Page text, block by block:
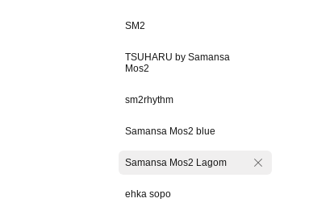
SM2
TSUHARU by Samansa
Mos2
sm2rhythm
Samansa Mos2 blue
Samansa Mos2 Lagom
ehka sopo